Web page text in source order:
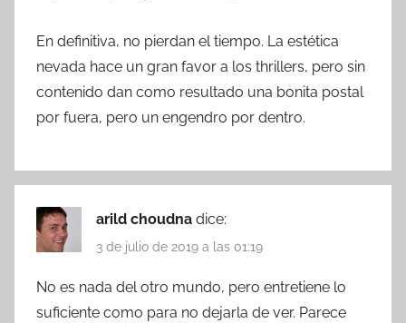
En definitiva, no pierdan el tiempo. La estética
nevada hace un gran favor a los thrillers, pero sin
contenido dan como resultado una bonita postal
por fuera, pero un engendro por dentro.
arild choudna dice:
3 de julio de 2019 a las 01:19
No es nada del otro mundo, pero entretiene lo
suficiente como para no dejarla de ver. Parece